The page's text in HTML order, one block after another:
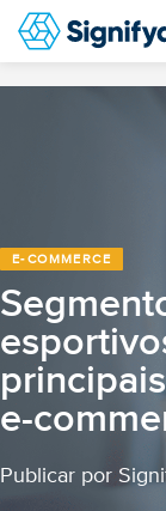
E‑COMMERCE
e-
Publicar por